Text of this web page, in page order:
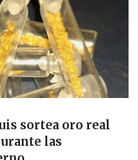
sortea oro real
las